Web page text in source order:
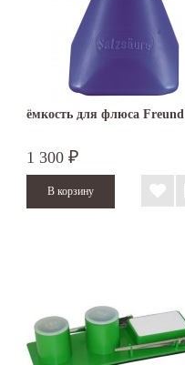
ёмкость для флюса Freund
1 300 ₽